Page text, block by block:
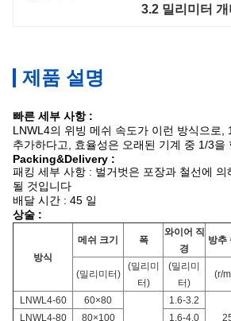
3.2 밀리미터 개
제품 설명
빠른 세부 사항 :
LNWL4의 위빙 메쉬 속도가 이런 방식으로,
추가하다고, 효율성은 오래된 기계 중 1/3을
Packing&Delivery :
패킹 세부 사항 : 벌거벗은 포장과 철선에
될 것입니다
배달 시간 : 45 일
상술 :
방식
메쉬 크기 폭
와이어 직
경
방추
(밀리미터)
(밀리미
터)
(밀리미
터)
(r/
LNWL4-60 60×80
1.6-3.2
LNWL4-80
80×100 1.6-4.0